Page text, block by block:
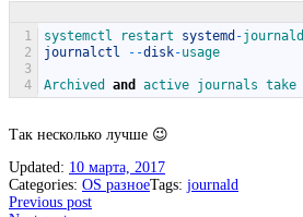
1
2
3
4
systemctl restart systemd -journald
journalctl
--disk-usage
Archived and active journals take
Так несколько лучше 😉
Updated: 10 марта, 2017
Categories: OS разноеTags: journald
Post
Previous post